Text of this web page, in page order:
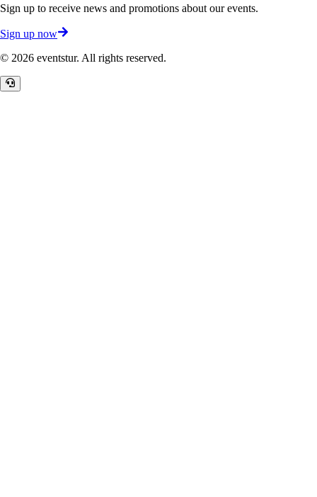
Sign up to receive news and promotions about our events.
Sign up now
© 2026 eventstur. All rights reserved.